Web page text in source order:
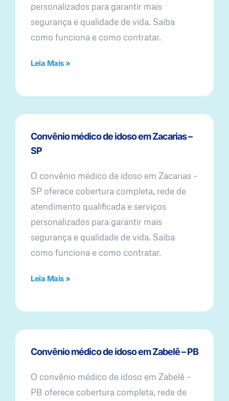
personalizados para garantir mais
segurança e qualidade de vida. Saiba
como funciona e como contratar.
Leia Mais »
Convênio médico de idoso em Zacarias –
SP
O convênio médico de idoso em Zacarias –
SP oferece cobertura completa, rede de
atendimento qualificada e serviços
personalizados para garantir mais
segurança e qualidade de vida. Saiba
como funciona e como contratar.
Leia Mais »
Convênio médico de idoso em Zabelê – PB
O convênio médico de idoso em Zabelê –
PB oferece cobertura completa, rede de